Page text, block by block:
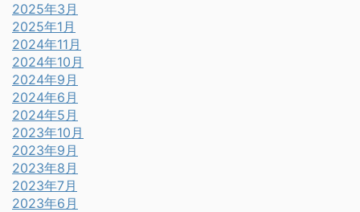
2025年3月
2025年1月
2024年11月
2024年10月
2024年9月
2024年6月
2024年5月
2023年10月
2023年9月
2023年8月
2023年7月
2023年6月